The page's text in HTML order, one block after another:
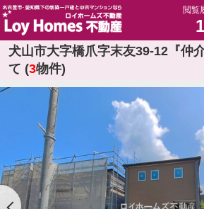
閲覧
1
犬山市大字橋爪字末友39-12『仲
て (3物件)